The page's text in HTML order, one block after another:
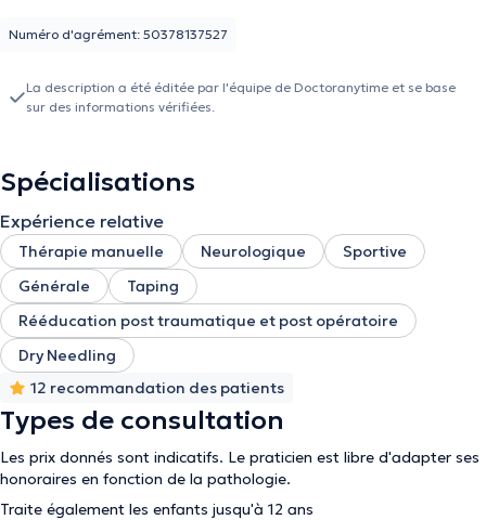
Numéro d'agrément: 50378137527
La description a été éditée par l'équipe de Doctoranytime et se base
sur des informations vérifiées.
Spécialisations
Expérience relative
Thérapie manuelle Neurologique
Sportive
Générale
Taping
Rééducation post traumatique et post opératoire
Dry Needling
12 recommandation des patients
Types de consultation
Les prix donnés sont indicatifs. Le praticien est libre d'adapter ses
honoraires en fonction de la pathologie.
Traite également les enfants jusqu'à 12 ans